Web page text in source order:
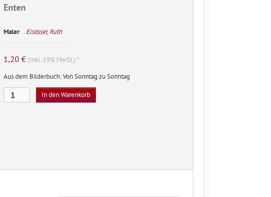
Enten
Maler Elsässer, Ruth
1,20 € (inkl. 19% MwSt.) *
Aus dem Bilderbuch: Von Sonntag zu Sonntag
Enten
Menge
In den Warenkorb